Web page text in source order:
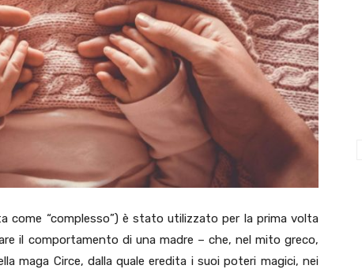
come “complesso”) è stato utilizzato per la prima volta
il comportamento di una madre – che, nel mito greco,
maga Circe, dalla quale eredita i suoi poteri magici, nei